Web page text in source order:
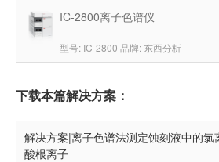
IC-2800离子色谱仪
型号: IC-2800 品牌: 东西分析
下载本篇解决方案：
解决方案|离子色谱法测定蚀刻液中的
酸根离子